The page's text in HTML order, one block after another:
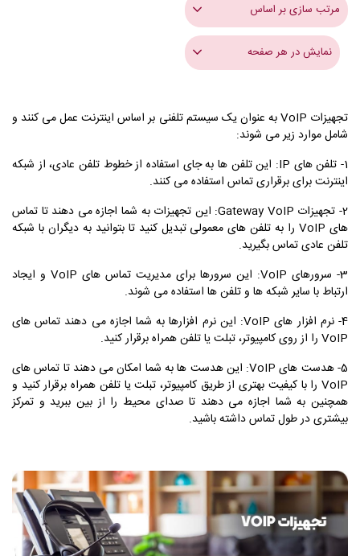
مرتب سازی بر اساس
نمایش در هر صفحه
تجهیزات VoIP به عنوان یک سیستم تلفنی بر اساس اینترنت عمل می کنند و
شامل موارد زیر می شوند:
1- تلفن های IP: این تلفن ها به جای استفاده از خطوط تلفن عادی، از شبکه
اینترنت برای برقراری تماس استفاده می کنند.
2- تجهیزات Gateway VoIP: این تجهیزات به شما اجازه می دهند تا تماس
های VoIP را به تلفن های معمولی تبدیل کنید تا بتوانید به دیگران با شبکه
تلفن عادی تماس بگیرید.
3- سرورهای VoIP: این سرورها برای مدیریت تماس های VoIP و ایجاد
ارتباط با سایر شبکه ها و تلفن ها استفاده می شوند.
4- نرم افزار های VoIP: این نرم افزارها به شما اجازه می دهند تماس های
VoIP را از روی کامپیوتر، تبلت یا تلفن همراه برقرار کنید.
5- هدست های VoIP: این هدست ها به شما امکان می دهند تا تماس های
VoIP را با کیفیت بهتری از طریق کامپیوتر، تبلت یا تلفن همراه برقرار کنید و
همچنین به شما اجازه می دهند تا صدای محیط را از بین ببرید و تمرکز
بیشتری در طول تماس داشته باشید.